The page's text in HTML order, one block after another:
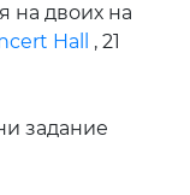
на двоих на
Hall
, 21
задание